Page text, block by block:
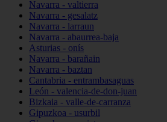
Navarra - valtierra
Navarra - gesalatz
Navarra - larraun
Navarra - abaurrea-baja
Asturias - onís
Navarra - barañain
Navarra - baztan
Cantabria - entrambasaguas
León - valencia-de-don-juan
Bizkaia - valle-de-carranza
Gipuzkoa - usurbil